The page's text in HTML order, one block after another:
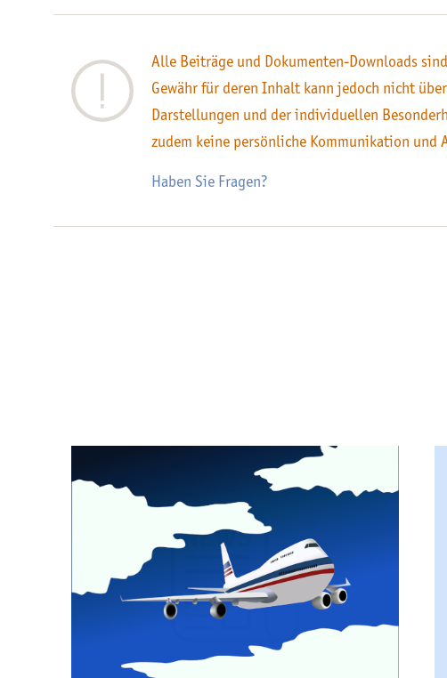
Alle Beiträge und Dokumenten-Downloads
Gewähr für deren Inhalt kann jedoch nicht
Darstellungen und der individuellen
zudem keine persönliche Kommunikation und
Haben Sie Fragen?